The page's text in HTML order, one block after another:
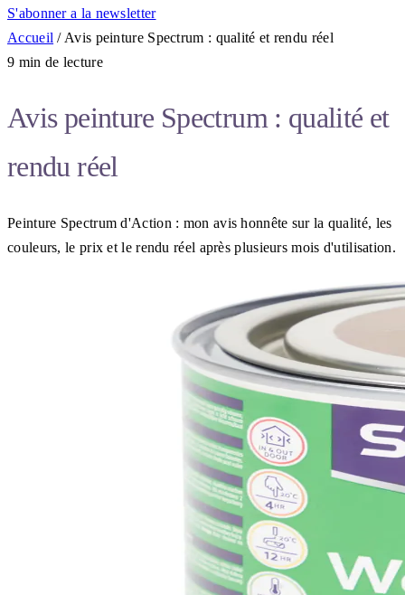
S'abonner a la newsletter
Accueil / Avis peinture Spectrum : qualité et rendu réel
9 min de lecture
Avis peinture Spectrum : qualité et
rendu réel
Peinture Spectrum d'Action : mon avis honnête sur la qualité, les
couleurs, le prix et le rendu réel après plusieurs mois d'utilisation.